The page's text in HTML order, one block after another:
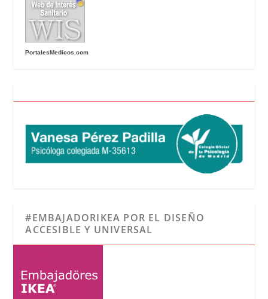
PortalesMedicos.com
#EMBAJADORIKEA POR EL DISEÑO
ACCESIBLE Y UNIVERSAL